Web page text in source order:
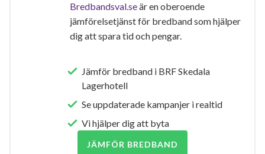
Bredbandsval.seär en oberoende
jämförelsetjänst för bredband som hjälper
dig att spara tid och pengar.
Jämför bredband i BRF Skedala
Lagerhotell
Se uppdaterade kampanjer i realtid
Vi hjälper dig att byta
JÄMFÖR BREDBAND